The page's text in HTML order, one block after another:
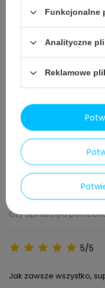
Kliknij ocenę aby
5/5
2026-04-12
Bogdan, Podleszany
Czy opinia była
5/5
Jak zawsze wszystko,
Funkcjonalne
Analityczne
Reklamowe